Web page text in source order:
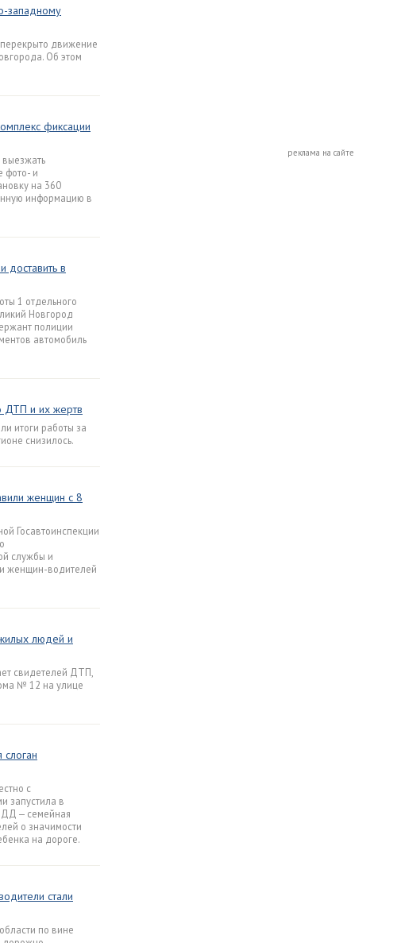
западному
движение
Об этом
фиксации
фото- и
на 360
информацию в
доставить в
1 отдельного
Новгород
полиции
автомобиль
ДТП и их жертв
итоги работы за
снизилось.
женщин с 8
Госавтоинспекции
службы и
женщин-водителей
людей и
свидетелей ДТП,
№ 12 на улице
с
запустила в
— семейная
о значимости
на дороге.
стали
по вине
реклама на сайте